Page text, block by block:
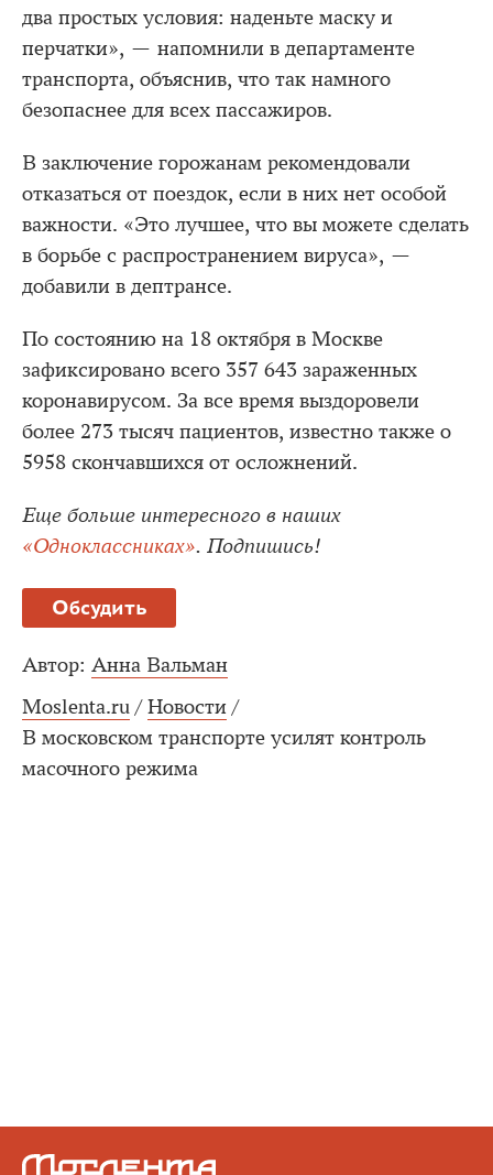
два простых условия: наденьте маску и
перчатки», — напомнили в департаменте
транспорта, объяснив, что так намного
безопаснее для всех пассажиров.
В заключение горожанам рекомендовали
отказаться от поездок, если в них нет особой
важности. «Это лучшее, что вы можете сделать
в борьбе с распространением вируса», —
добавили в дептрансе.
По состоянию на 18 октября в Москве
зафиксировано всего 357 643 зараженных
коронавирусом. За все время выздоровели
более 273 тысяч пациентов, известно также о
5958 скончавшихся от осложнений.
Еще больше интересного в наших
«Одноклассниках». Подпишись!
Обсудить
Автор: Анна Вальман
Moslenta.ru / Новости /
В московском транспорте усилят контроль
масочного режима